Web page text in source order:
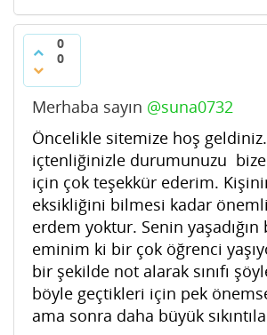
0
0
Merhaba sayın @suna0732
Öncelikle sitemize hoş
içtenliğinizle durumunuzu bize
için çok teşekkür ederim.
eksikliğini bilmesi kadar
erdem yoktur. Senin
eminim ki bir çok öğrenci
bir şekilde not alarak sınıfı
böyle geçtikleri için pek
ama sonra daha büyük